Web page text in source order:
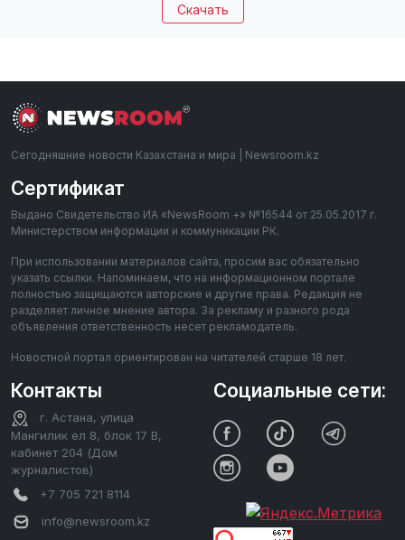
Скачать
Сегодняшние новости Казахстана и мира | Newsroom.kz
Сертификат
Выдано Свидетельство ИА «NewsRoom +» №16544 от 25.05.2017 г.
Министерством информации и коммуникации РК.
При использовании материалов сайта, просим вас обязательно
указать ссылки. Напоминаем, что на информационном портале
полностью защищаются авторские и другие права. Редакция не
разделяет личное мнение автора. За рекламу и разного рода
объявления ответственность несет рекламодатель.
Новостной портал ориентирован на читателей старше 18 лет.
Контакты
г. Астана, улица
Мангилик ел 8, блок 17 В,
кабинет 204 (Дом
журналистов)
+7 705 721 8114
info@newsroom.kz
Социальные сети: